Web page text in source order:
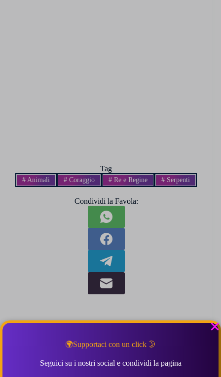
🌍Supportaci con un click 🌛
Seguici su i nostri social e condividi la pagina
Tag
# Animali # Coraggio #Re e Regine #Serpenti
Condividi la Favola:
MondoFavole